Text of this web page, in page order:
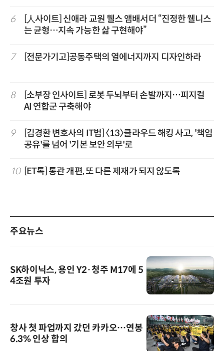
6
[人사이트] 신애라 교원 웰스 앰배서더 “진정한 웰니스
는 균형…지속 가능한 삶 구현해야”
7 [전문가기고]공동주택의 열에너지까지 디자인하라
8
[소부장 인사이트] 로봇 두뇌부터 손발까지…피지컬
AI 연합군 구축해야
9
[김경환 변호사의 IT법] 〈13〉클라우드 해킹 사고, '책임
공유'를 넘어 '기본 보안 의무'로
10 [ET톡] 통관 개편, 또 다른 제재가 되지 않도록
주요뉴스
SK하이닉스, 용인 Y2·청주 M17에 5
4조원 투자
창사 첫 파업까지 갔던 카카오…연봉
6.3% 인상 합의